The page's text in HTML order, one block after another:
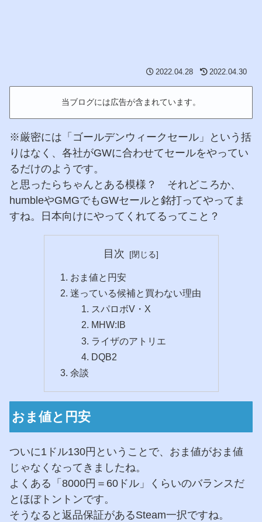
2022.04.28 2022.04.30
当ブログには広告が含まれています。
※厳密には「ゴールデンウィークセール」という括
りはなく、各社がGWに合わせてセールをやってい
るだけのようです。
と思ったらちゃんとある模様？ それどころか、
humbleやGMGでもGWセールと銘打ってやってま
すね。日本向けにやってくれてるってこと？
目次
おま値と円安
迷っている候補と買わない理由
スパロボV・X
MHW:IB
ライザのアトリエ
DQB2
余談
おま値と円安
ついに1ドル130円ということで、おま値がおま値
じゃなくなってきましたね。
よくある「8000円＝60ドル」くらいのバランスだ
とほぼトントンです。
そうなると返品保証があるSteam一択ですね。